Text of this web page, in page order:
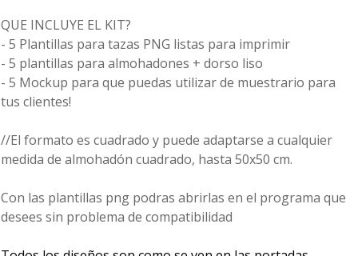
QUE INCLUYE EL KIT?
- 5 Plantillas para tazas PNG listas para imprimir
- 5 plantillas para almohadones + dorso liso
- 5 Mockup para que puedas utilizar de muestrario para
tus clientes!
//El formato es cuadrado y puede adaptarse a cualquier
medida de almohadón cuadrado, hasta 50x50 cm.
Con las plantillas png podras abrirlas en el programa que
desees sin problema de compatibilidad